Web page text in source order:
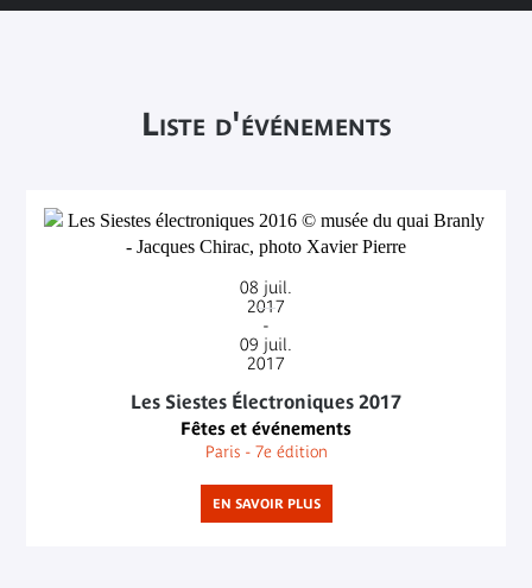
Liste d'événements
08 juil.
2017
-
09 juil.
2017
Les Siestes Électroniques 2017
Fêtes et événements
Paris - 7e édition
EN SAVOIR PLUS